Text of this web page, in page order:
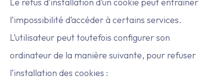
l’impossibilité d’accéder à certains services.
L’utilisateur peut toutefois configurer son
ordinateur de la manière suivante, pour refuser
l’installation des cookies :